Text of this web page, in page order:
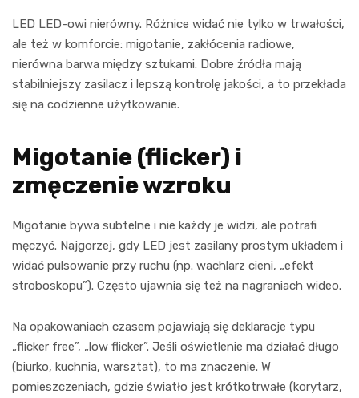
LED LED-owi nierówny. Różnice widać nie tylko w trwałości,
ale też w komforcie: migotanie, zakłócenia radiowe,
nierówna barwa między sztukami. Dobre źródła mają
stabilniejszy zasilacz i lepszą kontrolę jakości, a to przekłada
się na codzienne użytkowanie.
Migotanie (flicker) i
zmęczenie wzroku
Migotanie bywa subtelne i nie każdy je widzi, ale potrafi
męczyć. Najgorzej, gdy LED jest zasilany prostym układem i
widać pulsowanie przy ruchu (np. wachlarz cieni, „efekt
stroboskopu”). Często ujawnia się też na nagraniach wideo.
Na opakowaniach czasem pojawiają się deklaracje typu
„flicker free”, „low flicker”. Jeśli oświetlenie ma działać długo
(biurko, kuchnia, warsztat), to ma znaczenie. W
pomieszczeniach, gdzie światło jest krótkotrwałe (korytarz,